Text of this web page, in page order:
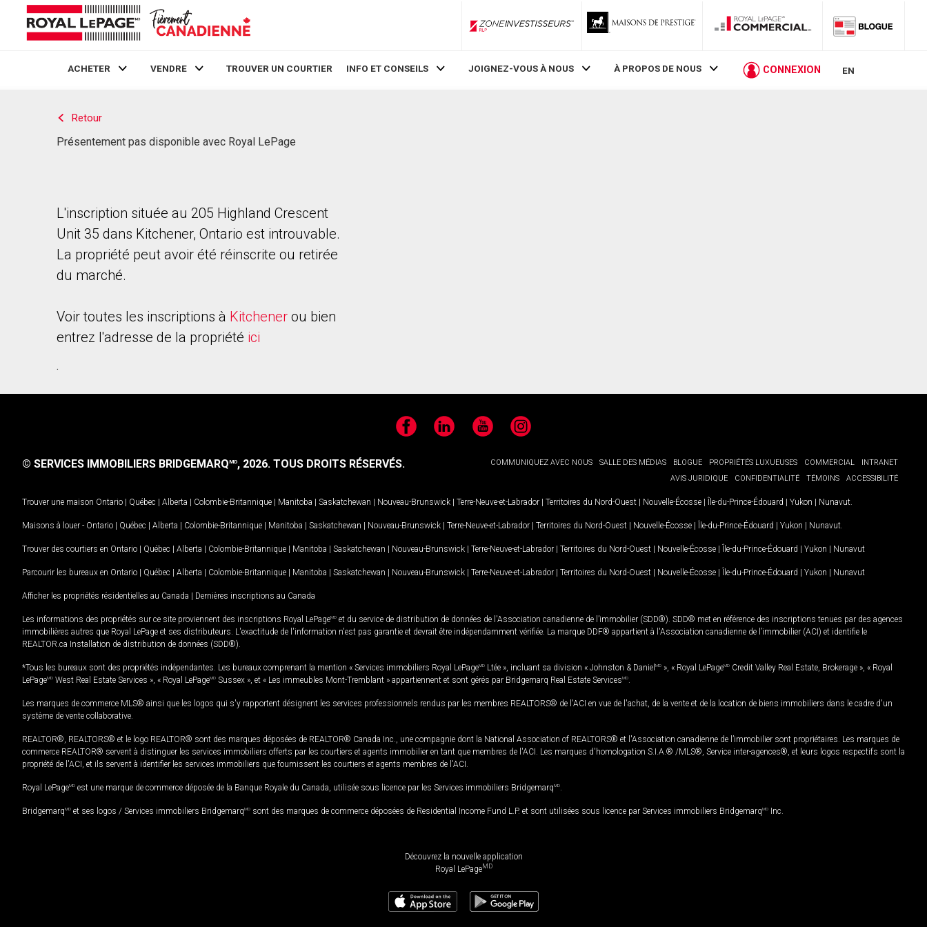
ZoneInvestisseurs RLP
ACHETER VENDRE TROUVER UN COURTIER INFO ET CONSEILS JOIGNEZ-VOUS À NOUS À PROPOS DE NOUS CONNEXION EN
Retour
Présentement pas disponible avec Royal LePage
L'inscription située au 205 Highland Crescent
Unit 35 dans Kitchener, Ontario est introuvable.
La propriété peut avoir été réinscrite ou retirée
du marché.
Voir toutes les inscriptions à Kitchener ou bien
entrez l'adresse de la propriété ici
.
FacebookLinkedIn YouTubeInstagram
COMMUNIQUEZ AVEC NOUS SALLE DES MÉDIAS BLOGUE PROPRIÉTÉS LUXUEUSES COMMERCIAL
INTRANET
AVIS JURIDIQUE
CONFIDENTIALITÉ TÉMOINS ACCESSIBILITÉ
© SERVICES IMMOBILIERS BRIDGEMARQMD, 2026. TOUS DROITS RÉSERVÉS.
Trouver une maison Ontario | Québec | Alberta | Colombie-Britannique | Manitoba | Saskatchewan | Nouveau-Brunswick | Terre-Neuve-et-Labrador | Territoires du Nord-Ouest | Nouvelle-Écosse | Île-du-Prince-Édouard | Yukon | Nunavut
Maisons à louer - Ontario | Québec | Alberta | Colombie-Britannique | Manitoba | Saskatchewan | Nouveau-Brunswick | Terre-Neuve-et-Labrador | Territoires du Nord-Ouest | Nouvelle-Écosse | Île-du-Prince-Édouard | Yukon | Nunavut
Trouver des courtiers en Ontario | Québec | Alberta | Colombie-Britannique | Manitoba | Saskatchewan | Nouveau-Brunswick | Terre-Neuve-et-Labrador | Territoires du Nord-Ouest | Nouvelle-Écosse | Île-du-Prince-Édouard | Yukon | Nunavut
Parcourir les bureaux en Ontario | Québec | Alberta | Colombie-Britannique | Manitoba | Saskatchewan | Nouveau-Brunswick | Terre-Neuve-et-Labrador | Territoires du Nord-Ouest | Nouvelle-Écosse | Île-du-Prince-Édouard | Yukon | Nunavut
Afficher les propriétés résidentielles au Canada | Dernières inscriptions au Canada
Les informations des propriétés sur ce site proviennent des inscriptions Royal LePageMD et du service de distribution de données de l'Association canadienne de l’immobilier (SDD®). SDD® met en référence des inscriptions tenues par des agences
immobilières autres que Royal LePage et ses distributeurs. L'exactitude de l'information n'est pas garantie et devrait être indépendamment vérifiée. La marque DDF® appartient à l'Association canadienne de l’immobilier (ACI) et identifie le
REALTOR.ca Installation de distribution de données (SDD®).
*Tous les bureaux sont des propriétés indépendantes. Les bureaux comprenant la mention « Services immobiliers Royal LePageMD Ltée », incluant sa division « Johnston & Daniel MD », « Royal LePageMD Credit Valley Real Estate, Brokerage », « Royal
LePageMD West Real Estate Services », « Royal LePageMD Sussex », et « Les immeubles Mont-Tremblant » appartiennent et sont gérés par Bridgemarq Real Estate ServicesMD
Les marques de commerce MLS® ainsi que les logos qui s'y rapportent désignent les services professionnels rendus par les membres REALTORS® de l'ACI en vue de l'achat, de la vente et de la location de biens immobiliers dans le cadre d'un
système de vente collaborative.
REALTOR®, REALTORS® et le logo REALTOR® sont des marques déposées de REALTOR® Canada Inc., une compagnie dont la National Association of REALTORS® et l'Association canadienne de l’immobilier sont propriétaires. Les marques de
commerce REALTOR® servent à distinguer les services immobiliers offerts par les courtiers et agents immobilier en tant que membres de l'ACI. Les marques d'homologation S.I.A.® /MLS®, Service inter-agences®, et leurs logos respectifs sont la
propriété de l'ACI, et ils servent à identifier les services immobiliers que fournissent les courtiers et agents membres de l'ACI.
Royal LePageMD est une marque de commerce déposée de la Banque Royale du Canada, utilisée sous licence par les Services immobiliers BridgemarqMD
BridgemarqMD et ses logos / Services immobiliers BridgemarqMD sont des marques de commerce déposées de Residential Income Fund L.P. et sont utilisées sous licence par Services immobiliers BridgemarqMD Inc.
Découvrez la nouvelle application
Royal LePageMD